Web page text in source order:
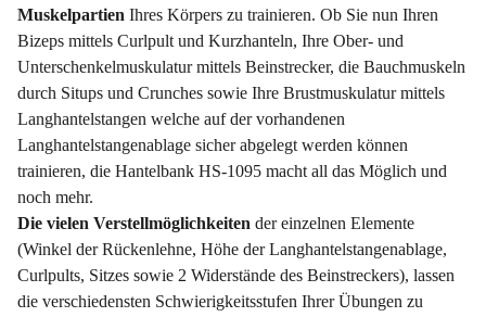
Muskelpartien Ihres Körpers zu trainieren. Ob Sie nun Ihren
Bizeps mittels Curlpult und Kurzhanteln, Ihre Ober- und
Unterschenkelmuskulatur mittels Beinstrecker, die Bauchmuskeln
durch Situps und Crunches sowie Ihre Brustmuskulatur mittels
Langhantelstangen welche auf der vorhandenen
Langhantelstangenablage sicher abgelegt werden können
trainieren, die Hantelbank HS-1095 macht all das Möglich und
noch mehr.
Die vielen Verstellmöglichkeiten der einzelnen Elemente
(Winkel der Rückenlehne, Höhe der Langhantelstangenablage,
Curlpults, Sitzes sowie 2 Widerstände des Beinstreckers), lassen
die verschiedensten Schwierigkeitsstufen Ihrer Übungen zu